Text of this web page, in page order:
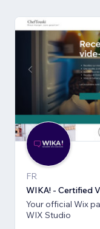
FR
WIKA! - Certified
Your official Wix
WIX Studio